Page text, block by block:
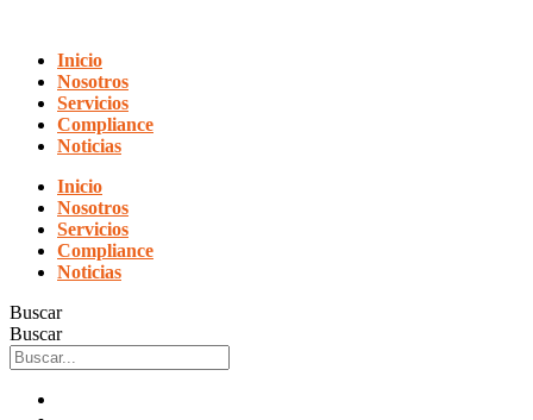
contenido
Inicio
Nosotros
Servicios
Compliance
Noticias
Inicio
Nosotros
Servicios
Compliance
Noticias
Buscar
Buscar